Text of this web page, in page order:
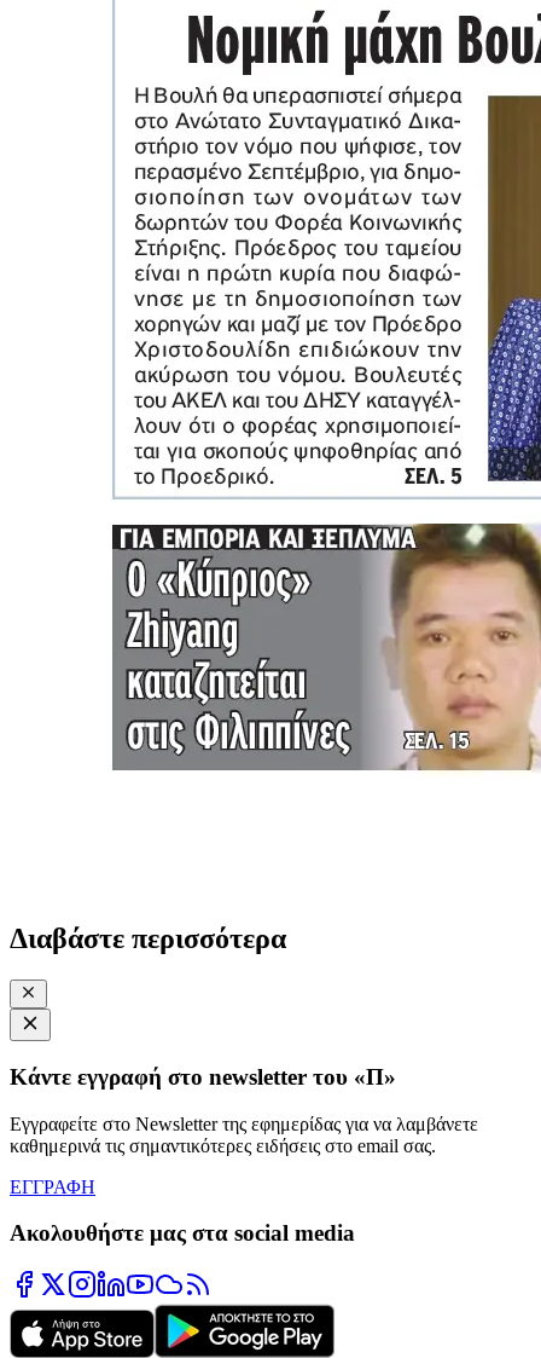
Διαβάστε περισσότερα
Κάντε εγγραφή στο newsletter του «Π»
Εγγραφείτε στο Newsletter της εφημερίδας για να λαμβάνετε
καθημερινά τις σημαντικότερες ειδήσεις στο email σας.
ΕΓΓΡΑΦΗ
Ακολουθήστε μας στα social media